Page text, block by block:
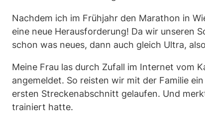
Nachdem ich im Frühjahr den Marathon in
eine neue Herausforderung! Da wir unseren
schon was neues, dann auch gleich Ultra,
Meine Frau las durch Zufall im Internet vom
angemeldet. So reisten wir mit der Familie
ersten Streckenabschnitt gelaufen. Und
trainiert hatte.